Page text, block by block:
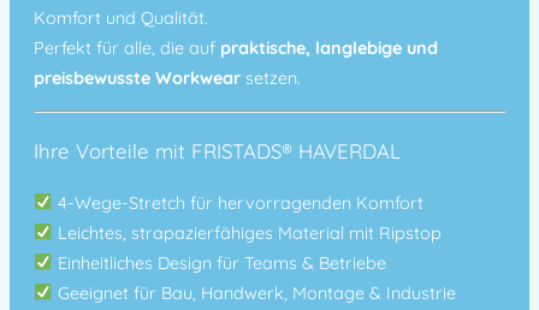
Komfort und Qualität.
Perfekt für alle, die auf praktische, langlebige und
preisbewusste Workwear setzen.
Ihre Vorteile mit FRISTADS® HAVERDAL
4-Wege-Stretch für hervorragenden Komfort
Leichtes, strapazierfähiges Material mit Ripstop
Einheitliches Design für Teams & Betriebe
Geeignet für Bau, Handwerk, Montage & Industrie